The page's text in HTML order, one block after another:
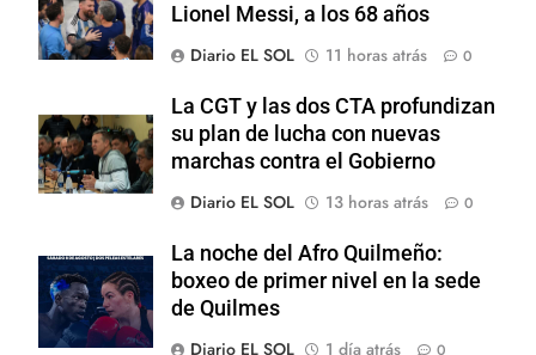
Lionel Messi, a los 68 años
Diario EL SOL
11 horas atrás 0
La CGT y las dos CTA profundizan
su plan de lucha con nuevas
marchas contra el Gobierno
Diario EL SOL
13 horas atrás 0
La noche del Afro Quilmeño:
boxeo de primer nivel en la sede
de Quilmes
Diario EL SOL
1 día atrás 0